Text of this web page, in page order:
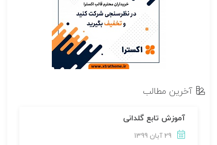
آخرین مطالب
آموزش تابع گلدانی